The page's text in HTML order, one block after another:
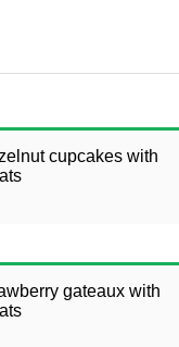
cupcakes with
gateaux with